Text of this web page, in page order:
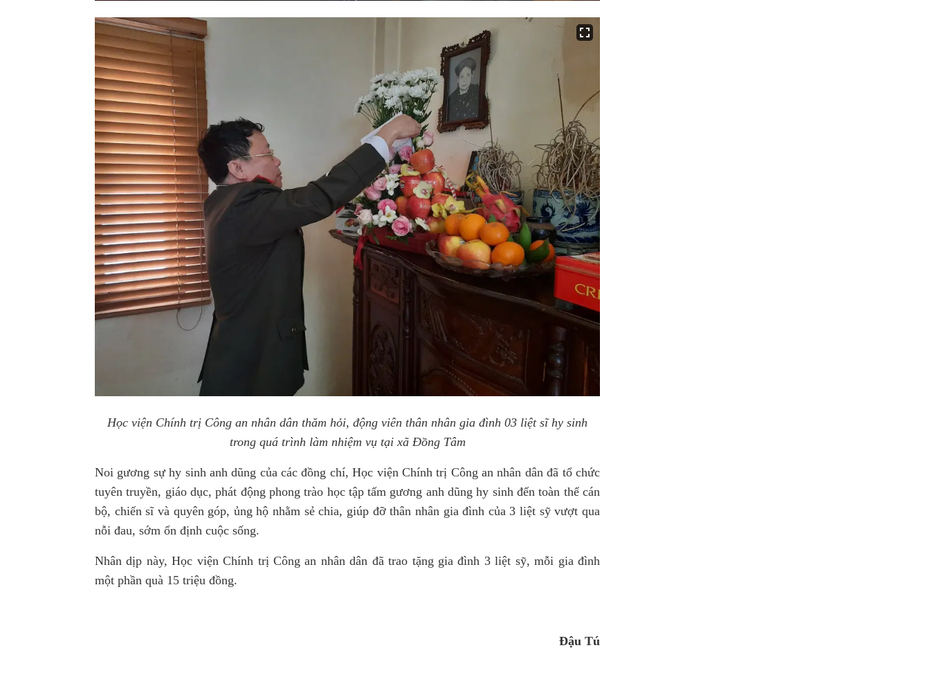
Học viện Chính trị Công an nhân dân thăm hỏi, động viên thân nhân gia đình 03 liệt sĩ hy sinh
trong quá trình làm nhiệm vụ tại xã Đồng Tâm
Noi gương sự hy sinh anh dũng của các đồng chí, Học viện Chính trị Công an nhân dân đã tổ chức
tuyên truyền, giáo dục, phát động phong trào học tập tấm gương anh dũng hy sinh đến toàn thể cán
bộ, chiến sĩ và quyên góp, ủng hộ nhằm sẻ chia, giúp đỡ thân nhân gia đình của 3 liệt sỹ vượt qua
nỗi đau, sớm ổn định cuộc sống.
Nhân dịp này, Học viện Chính trị Công an nhân dân đã trao tặng gia đình 3 liệt sỹ, mỗi gia đình
một phần quà 15 triệu đồng.
Đậu Tú